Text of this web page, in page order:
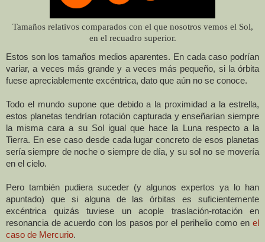
Tamaños relativos comparados con el que nosotros vemos el Sol,
en el recuadro superior.
Estos son los tamaños medios aparentes. En cada caso podrían
variar, a veces más grande y a veces más pequeño, si la órbita
fuese apreciablemente excéntrica, dato que aún no se conoce.
Todo el mundo supone que debido a la proximidad a la estrella,
estos planetas tendrían rotación capturada y enseñarían siempre
la misma cara a su Sol igual que hace la Lunarespecto a la
Tierra. En ese caso desde cada lugar concreto de esos planetas
sería siempre de noche o siempre de día, y su sol no se movería
en el cielo.
Pero también pudiera suceder (y algunos expertos ya lo han
apuntado) que si alguna de las órbitas es suficientemente
excéntrica quizás tuviese un acople traslación-rotación en
resonancia de acuerdo con los pasos por el perihelio como en el
caso de Mercurio.